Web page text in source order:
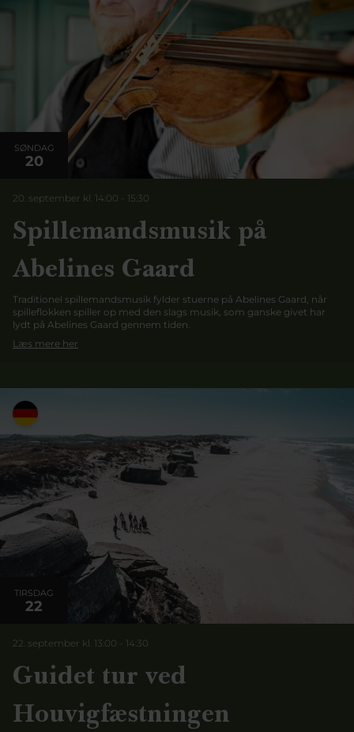
SØNDAG
20
20. september kl. 14:00 - 15:30
Spillemandsmusik på
Abelines Gaard
Traditionel spillemandsmusik fylder stuerne på Abelines Gaard, når
spilleflokken spiller op med den slags musik, som ganske givet har
lydt på Abelines Gaard gennem tiden.
Læs mere her
TIRSDAG
22
22. september kl. 13:00 - 14:30
Guidet tur ved
Houvigfæstningen